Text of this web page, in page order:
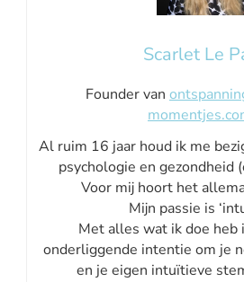
Scarlet Le
Founder van
Al ruim 16 jaar houd ik me
psychologie en gezondheid
Voor mij hoort het
Mijn passie is
Met alles wat ik doe heb
onderliggende intentie om je
en je eigen intuïtieve